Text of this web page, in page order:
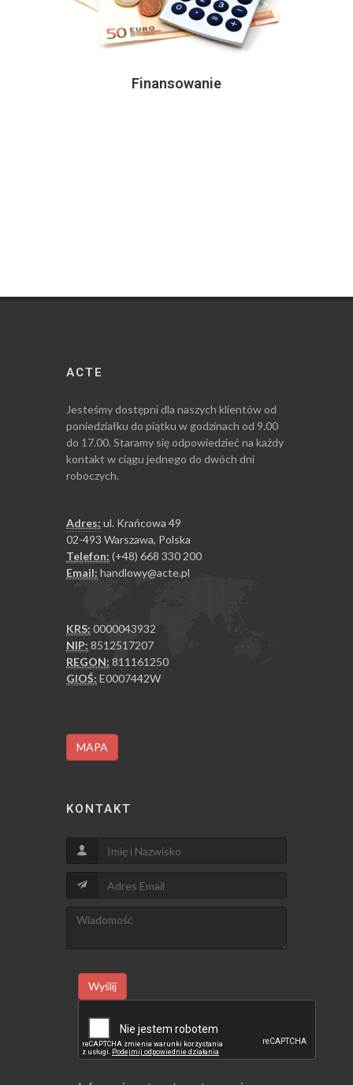
Finansowanie
ACTE
Jesteśmy dostępni dla naszych klientów od
poniedziałku do piątku w godzinach od 9.00
do 17.00. Staramy się odpowiedzieć na każdy
kontakt w ciągu jednego do dwóch dni
roboczych.
Adres: ul. Krańcowa 49
02-493 Warszawa, Polska
Telefon: (+48) 668 330 200
Email: handlowy@acte.pl
KRS: 0000043932
NIP: 8512517207
REGON: 811161250
GIOŚ: E0007442W
MAPA
KONTAKT
Wyślij